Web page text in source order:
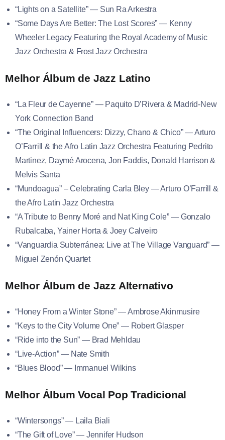
“Lights on a Satellite” — Sun Ra Arkestra
“Some Days Are Better: The Lost Scores” — Kenny
Wheeler Legacy Featuring the Royal Academy of Music
Jazz Orchestra & Frost Jazz Orchestra
Melhor Álbum de Jazz Latino
“La Fleur de Cayenne” — Paquito D’Rivera & Madrid-New
York Connection Band
“The Original Influencers: Dizzy, Chano & Chico” — Arturo
O’Farrill & the Afro Latin Jazz Orchestra Featuring Pedrito
Martinez, Daymé Arocena, Jon Faddis, Donald Harrison &
Melvis Santa
“Mundoagua” – Celebrating Carla Bley — Arturo O’Farrill &
the Afro Latin Jazz Orchestra
“A Tribute to Benny Moré and Nat King Cole” — Gonzalo
Rubalcaba, Yainer Horta & Joey Calveiro
“Vanguardia Subterránea: Live at The Village Vanguard” —
Miguel Zenón Quartet
Melhor Álbum de Jazz Alternativo
“Honey From a Winter Stone” — Ambrose Akinmusire
“Keys to the City Volume One” — Robert Glasper
“Ride into the Sun” — Brad Mehldau
“Live-Action” — Nate Smith
“Blues Blood” — Immanuel Wilkins
Melhor Álbum Vocal Pop Tradicional
“Wintersongs” — Laila Biali
“The Gift of Love” — Jennifer Hudson